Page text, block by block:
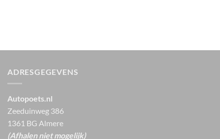
ADRESGEGEVENS
Autopoets.nl
Zeeduinweg 386
1361 BG Almere
(Afhalen niet mogelijk)